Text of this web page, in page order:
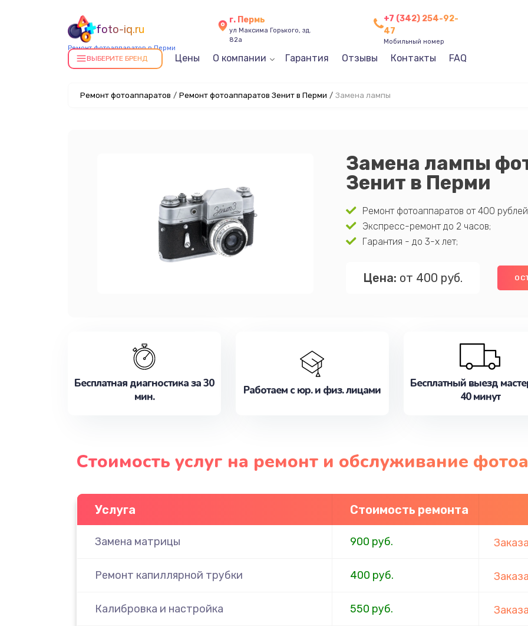
foto-iq.ru
Ремонт фотоаппаратов в Перми
г. Пермь
ул Максима Горького, зд.
82а
+7 (342) 254-92-
47
Мобильный номер
ВЫБЕРИТЕ БРЕНД Цены О компании Гарантия Отзывы Контакты FAQ
Ремонт фотоаппаратов / Ремонт фотоаппаратов Зенит в Перми / Замена лампы
Замена лампы
Зенит в Перми
Ремонт фотоаппаратов от 400
Экспресс-ремонт до 2 часов;
Гарантия - до 3-х лет;
Цена: от 400 руб.
Бесплатная диагностика за 30
мин.
Работаем с юр. и физ. лицами
Бесплатный выезд
40 минут
Стоимость услуг на ремонт и обслуживание
Услуга Стоимость ремонта
Замена матрицы 900 руб.
Ремонт капиллярной трубки 400 руб.
Калибровка и настройка 550 руб.